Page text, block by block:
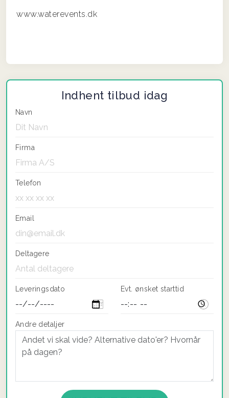
www.waterevents.dk
Indhent tilbud idag
Navn
Firma
Telefon
Email
Deltagere
Leveringsdato Evt. ønsket starttid
Andre detaljer